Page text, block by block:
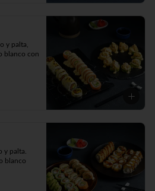
y palta,
blanco con
y palta.
blanco